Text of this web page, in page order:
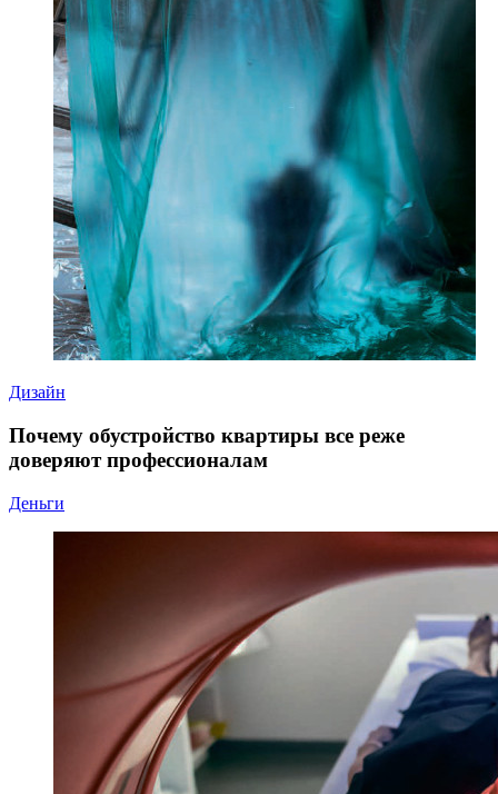
Дизайн
Почему обустройство квартиры все реже
доверяют профессионалам
Деньги